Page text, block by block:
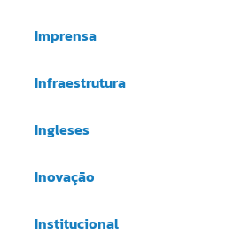
Imprensa
Infraestrutura
Ingleses
Inovação
Institucional